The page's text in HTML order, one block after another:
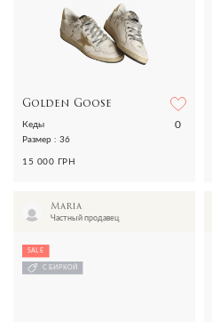
Golden Goose
0
Кеды
Размер : 36
15 000 ГРН
Maria
Частный продавец
SALE
С БИРКОЙ